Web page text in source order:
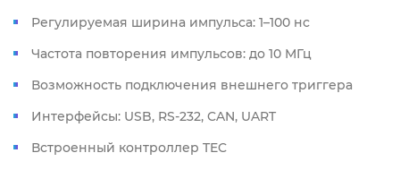
Регулируемая ширина импульса: 1–100 нс
Частота повторения импульсов: до 10 МГц
Возможность подключения внешнего триггера
Интерфейсы: USB, RS-232, CAN, UART
Встроенный контроллер TEC